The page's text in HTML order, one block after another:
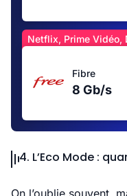
Netflix, Prime Vidéo,
Fibre
8 Gb/s
4. L’Eco Mode :